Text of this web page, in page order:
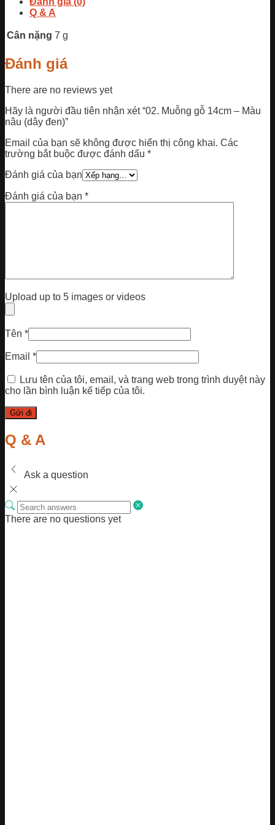
Q & A
Cân nặng 7 g
Đánh giá
There are no reviews yet
Hãy là người đầu tiên nhận xét “02. Muỗng gỗ 14cm – Màu
nâu (dây đen)”
Email của bạn sẽ không được hiển thị công khai. Các
trường bắt buộc được đánh dấu *
Đánh giá của bạn
Đánh giá của bạn *
Upload up to 5 images or videos
Tên *
Email *
Lưu tên của tôi, email, và trang web trong trình duyệt này
cho lần bình luận kế tiếp của tôi.
Q & A
Ask a question
There are no questions yet